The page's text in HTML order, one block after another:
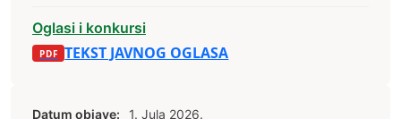
Oglasi i konkursi
TEKST JAVNOG OGLASA
Datum objave:
1. Jula 2026.